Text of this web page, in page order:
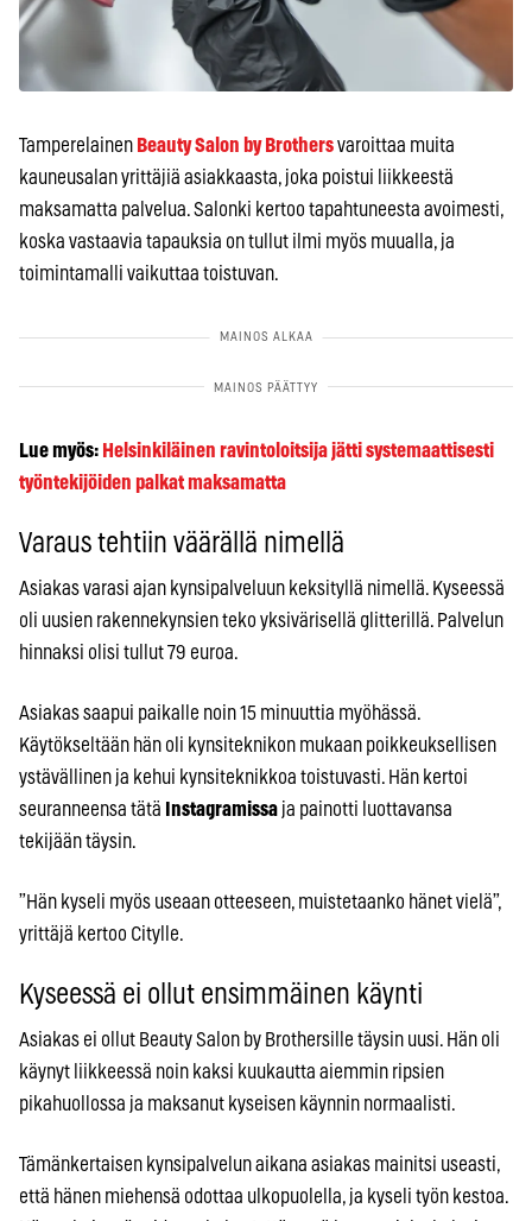
Tamperelainen Beauty Salon by Brothersvaroittaa muita
kauneusalan yrittäjiä asiakkaasta, joka poistui liikkeestä
maksamatta palvelua. Salonki kertoo tapahtuneesta avoimesti,
koska vastaavia tapauksia on tullut ilmi myös muualla, ja
toimintamalli vaikuttaa toistuvan.
Lue myös: Helsinkiläinen ravintoloitsija jätti systemaattisesti
työntekijöiden palkat maksamatta
Varaus tehtiin väärällä nimellä
Asiakas varasi ajan kynsipalveluun keksityllä nimellä. Kyseessä
oli uusien rakennekynsien teko yksivärisellä glitterillä. Palvelun
hinnaksi olisi tullut 79 euroa.
Asiakas saapui paikalle noin 15 minuuttia myöhässä.
Käytökseltään hän oli kynsiteknikon mukaan poikkeuksellisen
ystävällinen ja kehui kynsiteknikkoa toistuvasti. Hän kertoi
seuranneensa tätä Instagramissa ja painotti luottavansa
tekijään täysin.
”Hän kyseli myös useaan otteeseen, muistetaanko hänet vielä”,
yrittäjä kertoo Citylle.
Kyseessä ei ollut ensimmäinen käynti
Asiakas ei ollut Beauty Salon by Brothersille täysin uusi. Hän oli
käynyt liikkeessä noin kaksi kuukautta aiemmin ripsien
pikahuollossa ja maksanut kyseisen käynnin normaalisti.
Tämänkertaisen kynsipalvelun aikana asiakas mainitsi useasti,
että hänen miehensä odottaa ulkopuolella, ja kyseli työn kestoa.